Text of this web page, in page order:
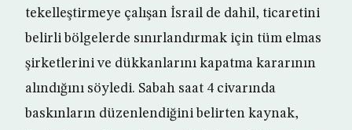
tekelleştirmeye çalışan İsrail de dahil, ticaretini
belirli bölgelerde sınırlandırmak için tüm elmas
şirketlerini ve dükkanlarını kapatma kararının
alındığını söyledi. Sabah saat 4 civarında
baskınların düzenlendiğini belirten kaynak,